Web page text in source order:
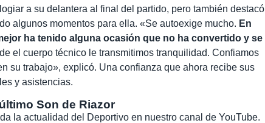
a su delantera al final del partido, pero también destacó
algunos momentos para ella. «Se autoexige mucho. En
ha tenido alguna ocasión que no ha convertido y se
el cuerpo técnico le transmitimos tranquilidad. Confiamos
su trabajo», explicó. Una confianza que ahora recibe sus
y asistencias.
Son de Riazor
la actualidad del Deportivo en nuestro canal de YouTube.